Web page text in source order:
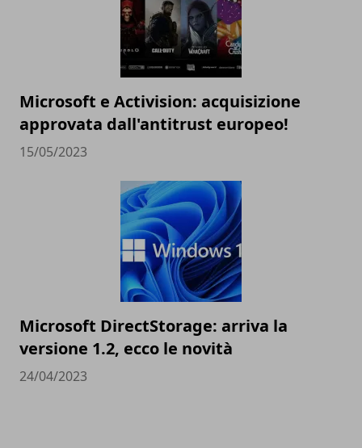
Microsoft e Activision: acquisizione
approvata dall'antitrust europeo!
15/05/2023
Microsoft DirectStorage: arriva la
versione 1.2, ecco le novità
24/04/2023